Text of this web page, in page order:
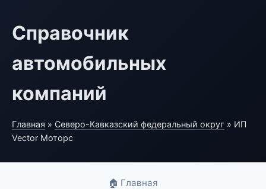
Справочник
автомобильных
компаний
Главная » Северо-Кавказский федеральный округ » ИП
Vector Моторс
🏠 Главная